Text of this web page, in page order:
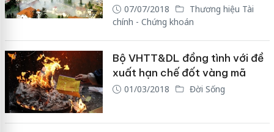
07/07/2018
Thương hiệu Tài
chính - Chứng khoán
Bộ VHTT&DL đồng tình với đề
xuất hạn chế đốt vàng mã
01/03/2018 Đời Sống